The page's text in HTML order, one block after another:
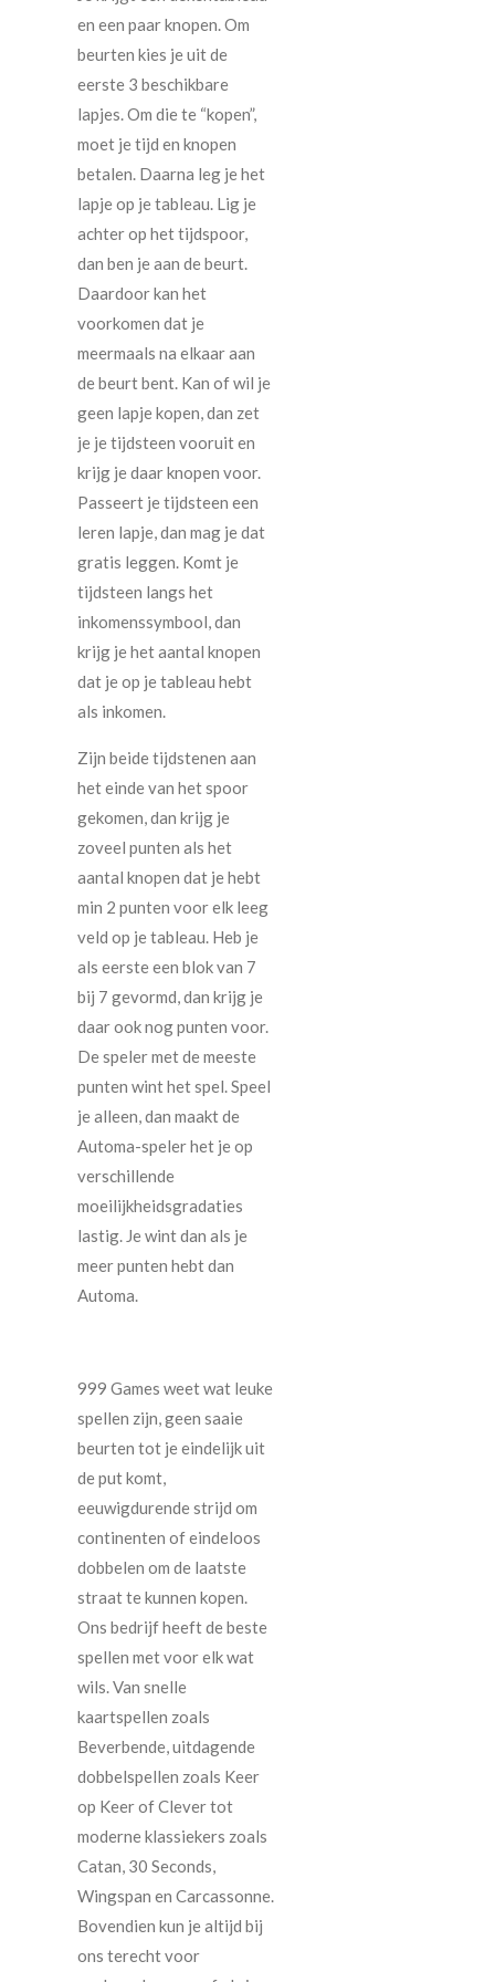
en een paar knopen. Om
beurten kies je uit de
eerste 3 beschikbare
lapjes. Om die te “kopen”,
moet je tijd en knopen
betalen. Daarna leg je het
lapje op je tableau. Lig je
achter op het tijdspoor,
dan ben je aan de beurt.
Daardoor kan het
voorkomen dat je
meermaals na elkaar aan
de beurt bent. Kan of wil je
geen lapje kopen, dan zet
je je tijdsteen vooruit en
krijg je daar knopen voor.
Passeert je tijdsteen een
leren lapje, dan mag je dat
gratis leggen. Komt je
tijdsteen langs het
inkomenssymbool, dan
krijg je het aantal knopen
dat je op je tableau hebt
als inkomen.
Zijn beide tijdstenen aan
het einde van het spoor
gekomen, dan krijg je
zoveel punten als het
aantal knopen dat je hebt
min 2 punten voor elk leeg
veld op je tableau. Heb je
als eerste een blok van 7
bij 7 gevormd, dan krijg je
daar ook nog punten voor.
De speler met de meeste
punten wint het spel. Speel
je alleen, dan maakt de
Automa-speler het je op
verschillende
moeilijkheidsgradaties
lastig. Je wint dan als je
meer punten hebt dan
Automa.
999 Games weet wat leuke
spellen zijn, geen saaie
beurten tot je eindelijk uit
de put komt,
eeuwigdurende strijd om
continenten of eindeloos
dobbelen om de laatste
straat te kunnen kopen.
Ons bedrijf heeft de beste
spellen met voor elk wat
wils. Van snelle
kaartspellen zoals
Beverbende, uitdagende
dobbelspellen zoals Keer
op Keer of Clever tot
moderne klassiekers zoals
Catan, 30 Seconds,
Wingspan en Carcassonne.
Bovendien kun je altijd bij
ons terecht voor